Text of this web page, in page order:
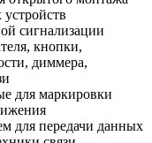
сигнализации
кнопки,
диммера,
для маркировки
для передачи данных